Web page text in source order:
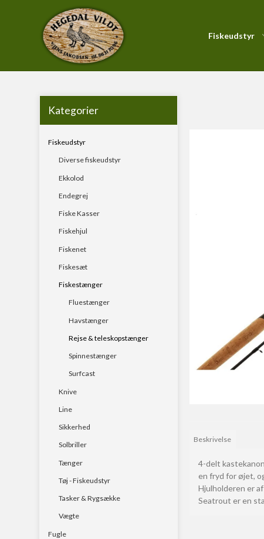
Fiskeudstyr
Rejse &
Forside / Produktkatalog
Kategorier
Fiskeudstyr
Diverse fiskeudstyr
Ekkolod
Endegrej
Fiske Kasser
Fiskehjul
Fiskenet
Fiskesæt
Fiskestænger
Fluestænger
Havstænger
Rejse & teleskopstænger
Spinnestænger
Surfcast
Knive
Line
Sikkerhed
Solbriller
Tænger
Tøj - Fiskeudstyr
Tasker & Rygsække
Vægte
Fugle
Beskrivelse
4-delt
en fryd for øjet,
Hjulholderen er
Seatrout er en